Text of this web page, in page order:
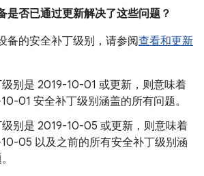
是否已通过更新解决了这些问题？
备的安全补丁级别，请参阅查看和更新
别是 2019-10-01 或更新，则意味着
01 安全补丁级别涵盖的所有问题。
别是 2019-10-05 或更新，则意味着
05 以及之前的所有安全补丁级别涵